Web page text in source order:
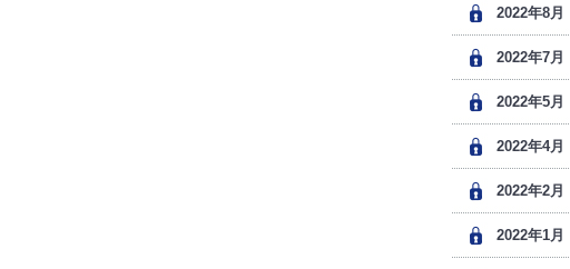
2022年8月
2022年7月
2022年5月
2022年4月
2022年2月
2022年1月